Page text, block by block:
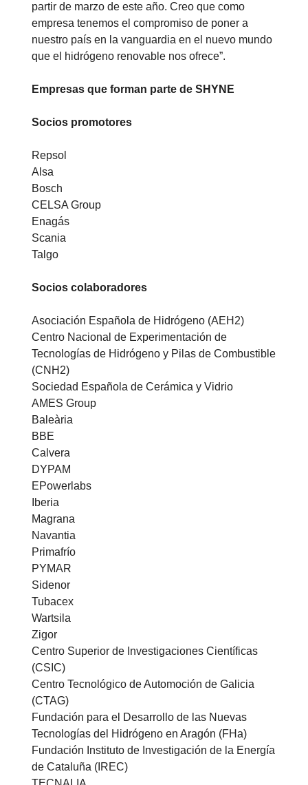
partir de marzo de este año. Creo que como
empresa tenemos el compromiso de poner a
nuestro país en la vanguardia en el nuevo mundo
que el hidrógeno renovable nos ofrece”.
Empresas que forman parte de SHYNE
Socios promotores
Repsol
Alsa
Bosch
CELSA Group
Enagás
Scania
Talgo
Socios colaboradores
Asociación Española de Hidrógeno (AEH2)
Centro Nacional de Experimentación de
Tecnologías de Hidrógeno y Pilas de Combustible
(CNH2)
Sociedad Española de Cerámica y Vidrio
AMES Group
Baleària
BBE
Calvera
DYPAM
EPowerlabs
Iberia
Magrana
Navantia
Primafrío
PYMAR
Sidenor
Tubacex
Wartsila
Zigor
Centro Superior de Investigaciones Científicas
(CSIC)
Centro Tecnológico de Automoción de Galicia
(CTAG)
Fundación para el Desarrollo de las Nuevas
Tecnologías del Hidrógeno en Aragón (FHa)
Fundación Instituto de Investigación de la Energía
de Cataluña (IREC)